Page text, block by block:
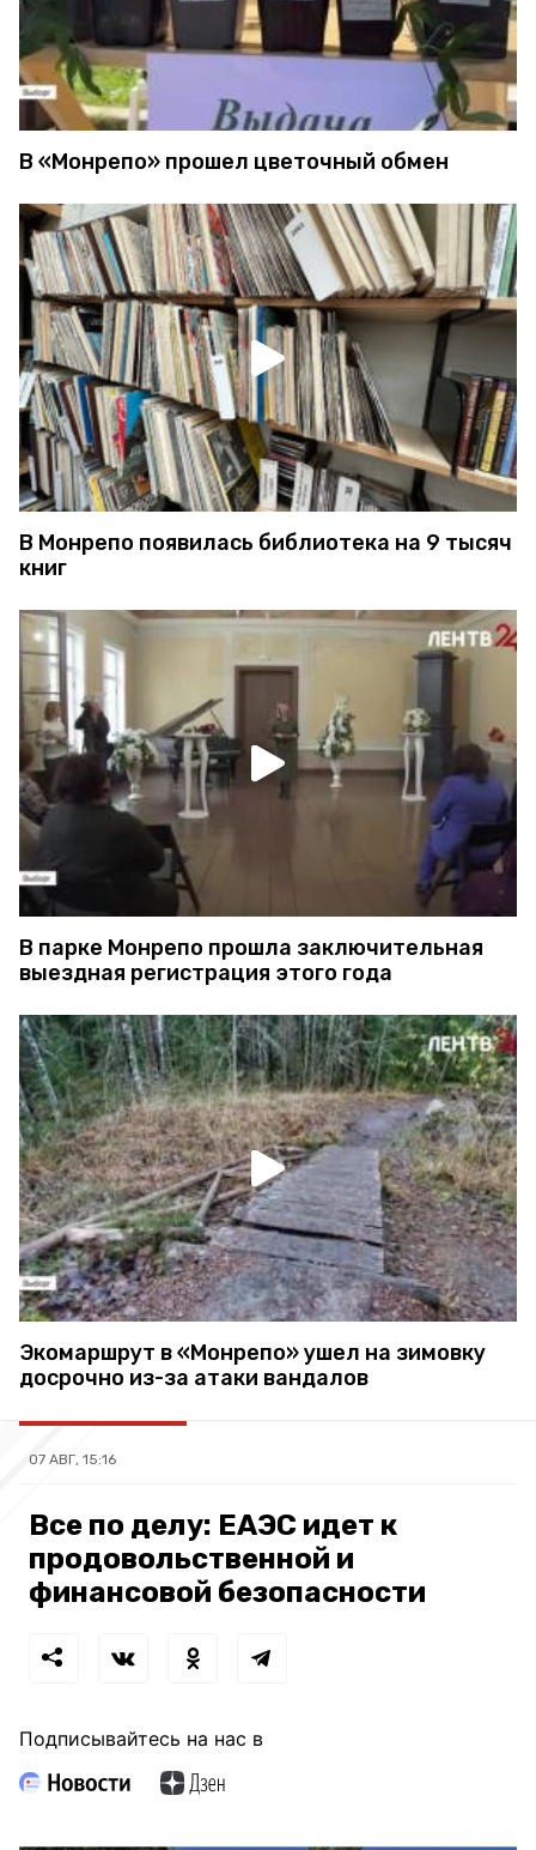
В «Монрепо» прошел цветочный обмен
В Монрепо появилась библиотека на 9 тысяч
книг
В парке Монрепо прошла заключительная
выездная регистрация этого года
Экомаршрут в «Монрепо» ушел на зимовку
досрочно из-за атаки вандалов
07 АВГ, 15:16
Все по делу: ЕАЭС идет к
продовольственной и
финансовой безопасности
Подписывайтесь на нас в